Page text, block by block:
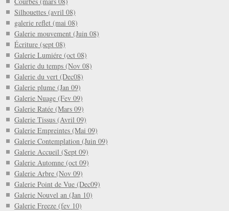
Silhouettes (avril 08)
galerie reflet (mai 08)
Galerie mouvement (Juin 08)
Écriture (sept 08)
Galerie Lumiére (oct 08)
Galerie du temps (Nov 08)
Galerie du vert (Dec08)
Galerie plume (Jan 09)
Galerie Nuage (Fev 09)
Galerie Ratée (Mars 09)
Galerie Tissus (Avril 09)
Galerie Empreintes (Mai 09)
Galerie Contemplation (Juin 09)
Galerie Accueil (Sept 09)
Galerie Automne (oct 09)
Galerie Arbre (Nov 09)
Galerie Point de Vue (Dec09)
Galerie Nouvel an (Jan 10)
Galerie Freeze (fev 10)